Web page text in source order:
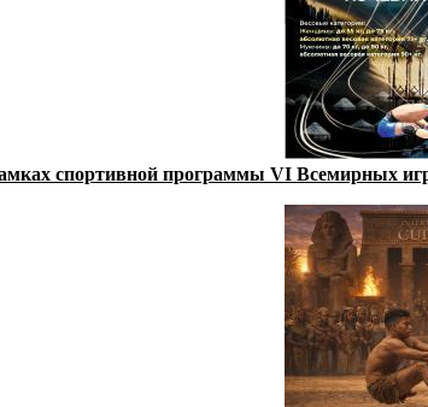
спортивной программы VI Всемирных